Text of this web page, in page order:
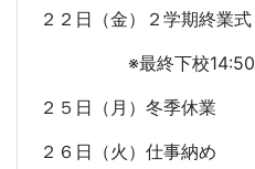
２２日（金）２学期終業式
※最終下校14:50
２５日（月）冬季休業
２６日（火）仕事納め